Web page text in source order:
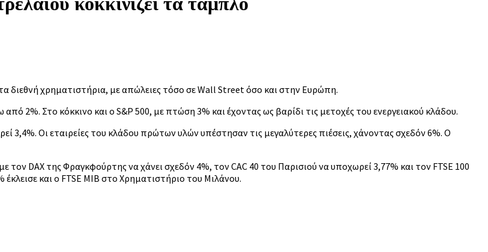
διεθνή χρηματιστήρια, με απώλειες τόσο σε Wall Street όσο και στην Ευρώπη.
2%. Στο κόκκινο και ο S&P 500, με πτώση 3% και έχοντας ως βαρίδι τις μετοχές του ενεργειακού κλάδου.
3,4%. Οι εταιρείες του κλάδου πρώτων υλών υπέστησαν τις μεγαλύτερες πιέσεις, χάνοντας σχεδόν 6%. Ο
τον DAX της Φραγκφούρτης να χάνει σχεδόν 4%, τον CAC 40 του Παρισιού να υποχωρεί 3,77% και τον FTSE 100
και ο FTSE MIB στο Χρηματιστήριο του Μιλάνου.